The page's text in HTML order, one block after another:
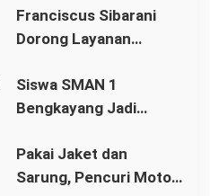
Franciscus Sibarani
Dorong Layanan
Wilayah Terpencil
hingga Air Upas
Siswa SMAN 1
Bengkayang Jadi
Wakili Kalbar ke NSDC
Nasional 2026
Pakai Jaket dan
Sarung, Pencuri Motor